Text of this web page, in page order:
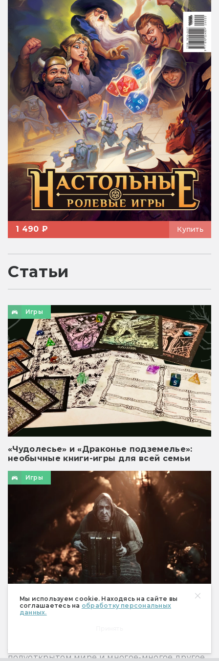
Мы используем cookie. Находясь на сайте вы
соглашаетесь на обработку персональных
данных.
1 490 ₽ Купить
Статьи
Игры
«Чудолесье» и «Драконье подземелье»:
необычные книги-игры для всей семьи
Игры
Во что поиграть в августе 2026-го?
полуоткрытом мире и многое-многое другое.